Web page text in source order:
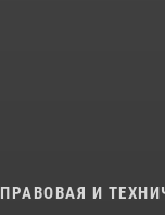
ПРАВОВАЯ И